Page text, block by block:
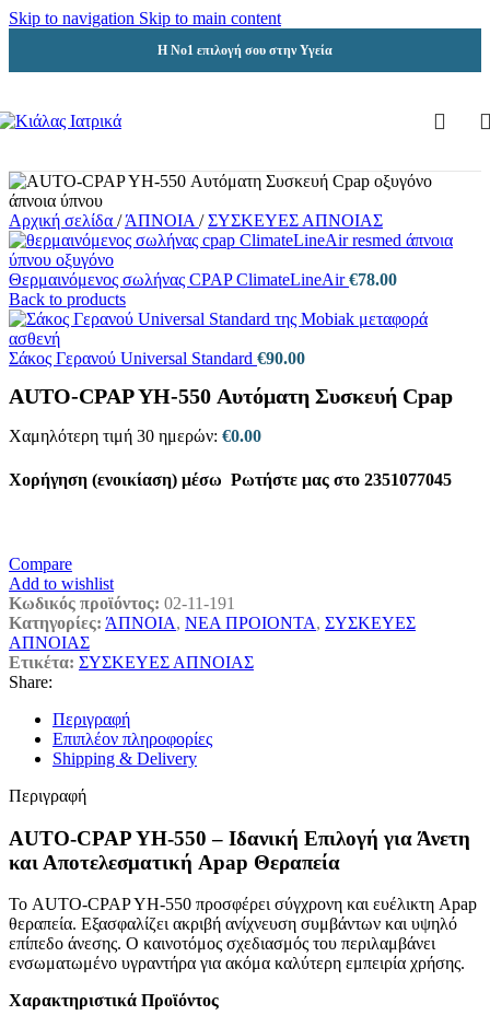
Skip to navigation Skip to main content
Η Νο1 επιλογή σου στην Υγεία
Αρχική σελίδα / ΆΠΝΟΙΑ / ΣΥΣΚΕΥΕΣ ΑΠΝΟΙΑΣ
Θερμαινόμενος σωλήνας CPAP ClimateLineAir€78.00
Back to products
Σάκος Γερανού Universal Standard €90.00
AUTO-CPAP YH-550 Αυτόματη Συσκευή Cpap
Χαμηλότερη τιμή 30 ημερών: €0.00
Χορήγηση (ενοικίαση) μέσω Ρωτήστε μας στο 2351077045
Compare
Add to wishlist
Κωδικός προϊόντος: 02-11-191
Κατηγορίες: ΆΠΝΟΙΑ, ΝΕΑ ΠΡΟΙΟΝΤΑ, ΣΥΣΚΕΥΕΣ
ΑΠΝΟΙΑΣ
Ετικέτα: ΣΥΣΚΕΥΕΣ ΑΠΝΟΙΑΣ
Share:
Περιγραφή
Επιπλέον πληροφορίες
Shipping & Delivery
Περιγραφή
AUTO-CPAP YH-550 – Ιδανική Επιλογή για Άνετη
και Αποτελεσματική Apap Θεραπεία
Το AUTO-CPAP YH-550 προσφέρει σύγχρονη και ευέλικτη Apap
θεραπεία. Εξασφαλίζει ακριβή ανίχνευση συμβάντων και υψηλό
επίπεδο άνεσης. Ο καινοτόμος σχεδιασμός του περιλαμβάνει
ενσωματωμένο υγραντήρα για ακόμα καλύτερη εμπειρία χρήσης.
Χαρακτηριστικά Προϊόντος